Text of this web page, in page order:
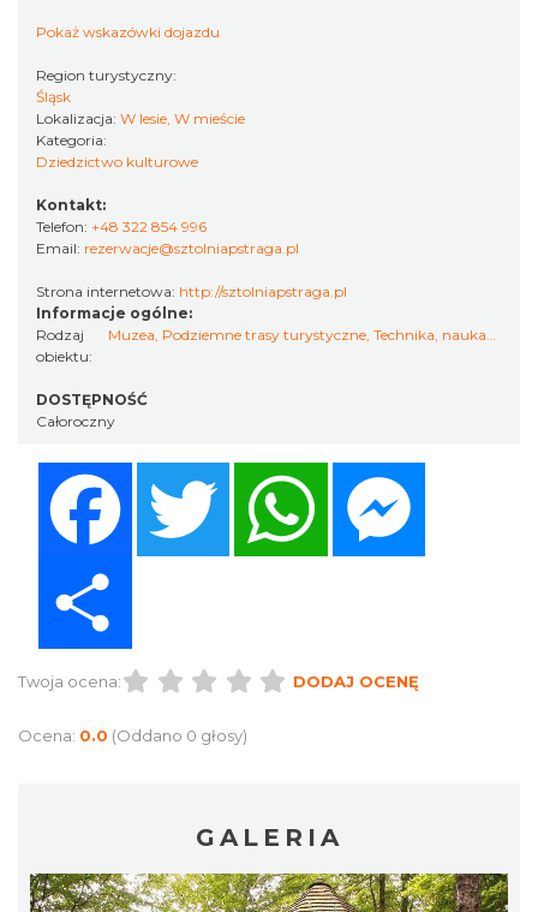
Pokaż wskazówki dojazdu
Region turystyczny:
Śląsk
Lokalizacja: W lesie, W mieście
Kategoria:
Dziedzictwo kulturowe
Kontakt:
Telefon: +48 322 854 996
Email: rezerwacje@sztolniapstraga.pl
Strona internetowa: http://sztolniapstraga.pl
Informacje ogólne:
Rodzaj
obiektu:
Muzea, Podziemne trasy turystyczne,Technika, nauka…
DOSTĘPNOŚĆ
Całoroczny
Twitter WhatsApp
Twoja ocena: DODAJ OCENĘ
Ocena: 0.0 (Oddano 0 głosy)
GALERIA